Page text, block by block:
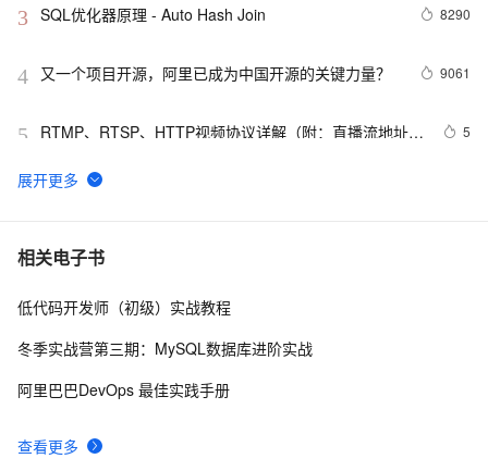
3 SQL优化器原理 - Auto Hash Join 8290
4 又一个项目开源，阿里已成为中国开源的关键力量？ 9061
5
RTMP、RTSP、HTTP视频协议详解（附：直播流地址、
5
6 谷歌CEO皮查伊：对重返中国持开放态度
7 C语言项目参考解答：全正整数后再计算
8 俗人解读 三维渲染 的工作过程
著录
相关电子书
查看更多
低代码开发师（初级）实战教程
冬季实战营第三期：MySQL数据库进阶实战
阿里巴巴DevOps 最佳实践手册